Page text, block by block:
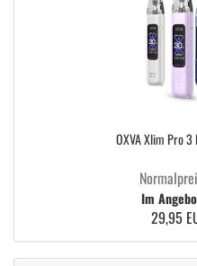
OXVA Xlim Pro
Im
29,95